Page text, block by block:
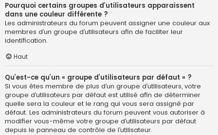
Pourquoi certains groupes d’utilisateurs apparaissent
dans une couleur différente ?
Les administrateurs du forum peuvent assigner une couleur aux
membres d’un groupe d’utilisateurs afin de faciliter leur
identification.
Haut
Qu’est-ce qu’un « groupe d’utilisateurs par défaut » ?
Si vous êtes membre de plus d’un groupe d’utilisateurs, votre
groupe d’utilisateurs par défaut est utilisé afin de déterminer
quelle sera la couleur et le rang qui vous sera assigné par
défaut. Les administrateurs du forum peuvent vous autoriser à
modifier vous-même votre groupe d’utilisateurs par défaut
depuis le panneau de contrôle de l’utilisateur.